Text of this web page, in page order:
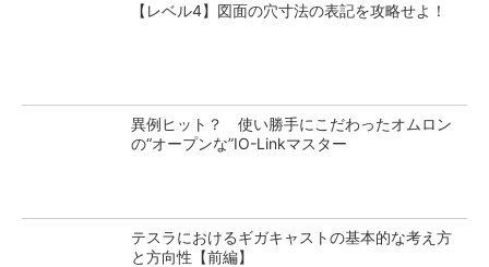
【レベル4】図面の穴寸法の表記を攻略せよ！
異例ヒット？ 使い勝手にこだわったオムロン
の“オープンな”IO-Linkマスター
テスラにおけるギガキャストの基本的な考え方
と方向性【前編】